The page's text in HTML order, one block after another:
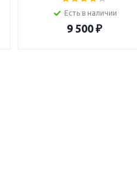
Есть в наличии
9 500 ₽